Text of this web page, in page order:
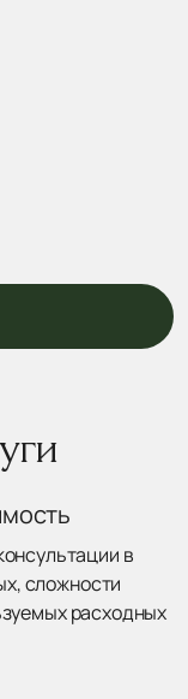
в
сложности
расходных